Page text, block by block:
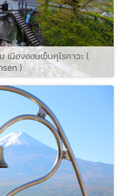
มืองออนเซ็นคุโรคาวะ (
)